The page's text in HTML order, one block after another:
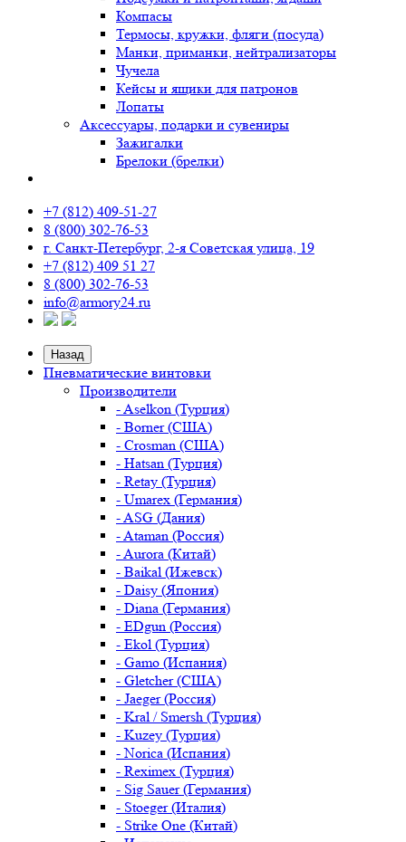
Компасы
Термосы, кружки, фляги (посуда)
Манки, приманки, нейтрализаторы
Чучела
Кейсы и ящики для патронов
Лопаты
Аксессуары, подарки и сувениры
Зажигалки
Брелоки (брелки)
+7 (812) 409-51-27
8 (800) 302-76-53
г. Санкт-Петербург, 2-я Советская улица, 19
+7 (812) 409 51 27
8 (800) 302-76-53
info@armory24.ru
Назад
Пневматические винтовки
Производители
- Aselkon (Турция)
- Borner (США)
- Crosman (США)
- Hatsan (Турция)
- Retay (Турция)
- Umarex (Германия)
- ASG (Дания)
- Ataman (Россия)
- Aurora (Китай)
- Baikal (Ижевск)
- Daisy (Япония)
- Diana (Германия)
- EDgun (Россия)
- Ekol (Турция)
- Gamo (Испания)
- Gletcher (США)
- Jaeger (Россия)
- Kral / Smersh (Турция)
- Kuzey (Турция)
- Norica (Испания)
- Reximex (Турция)
- Sig Sauer (Германия)
- Stoeger (Италия)
- Strike One (Китай)